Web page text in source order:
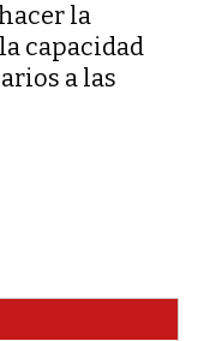
la
capacidad
a las